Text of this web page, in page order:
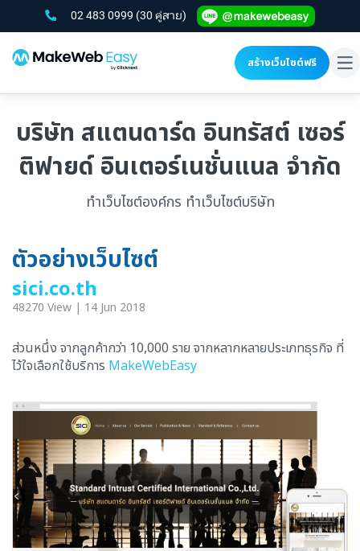
02 483 0999 (30 คู่สาย)
สร้างเว็บไซต์ฟรี
บริษัท สแตนดาร์ด อินทรัสต์ เซอร์
ติฟายด์ อินเตอร์เนชั่นแนล จำกัด
ทำเว็บไซต์องค์กร ทำเว็บไซต์บริษัท
ตัวอย่างเว็บไซต์
sici.co.th
48270 View | 14 Jun 2018
ส่วนหนึ่ง จากลูกค้ากว่า 10,000 ราย จากหลากหลายประเภทธุรกิจ ที่
ไว้ใจเลือกใช้บริการ MakeWebEasy